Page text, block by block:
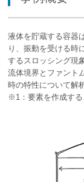
液体を貯蔵する容器
り、振動を受ける時
するスロッシング現
流体境界とファント
時の特性について解
※1：要素を作成する